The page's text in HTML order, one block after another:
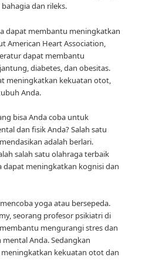
dan rileks.
dapat membantu meningkatkan
American Heart Association,
dapat membantu
diabetes, dan obesitas.
meningkatkan kekuatan otot,
Anda.
bisa Anda coba untuk
dan fisik Anda? Salah satu
adalah berlari.
salah satu olahraga terbaik
dapat meningkatkan kognisi dan
yoga atau bersepeda.
seorang profesor psikiatri di
mengurangi stres dan
Anda. Sedangkan
kekuatan otot dan